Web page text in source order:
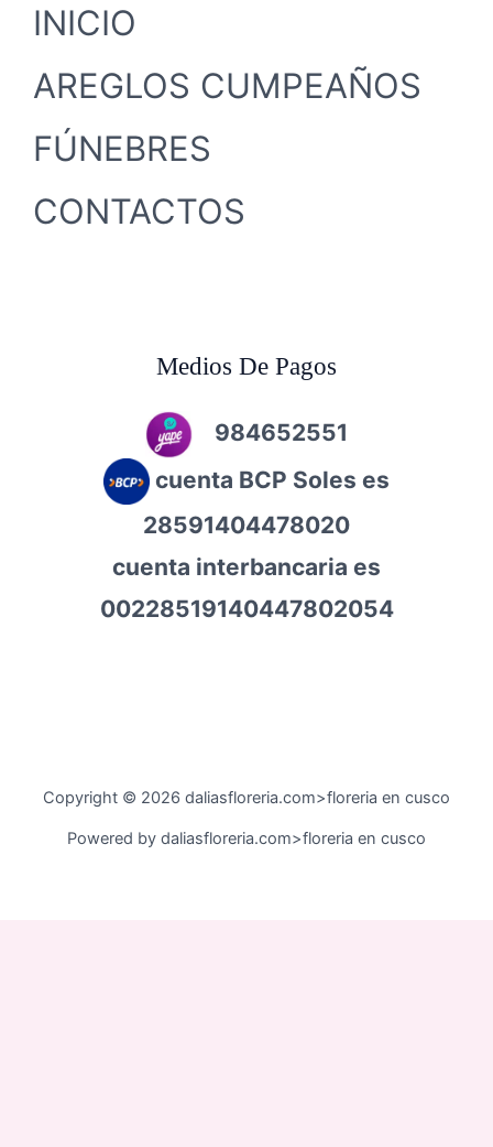
INICIO
AREGLOS CUMPEAÑOS
FÚNEBRES
CONTACTOS
Medios De Pagos
984652551
cuenta BCP Soles es
28591404478020
cuenta interbancaria es
00228519140447802054
Copyright © 2026 daliasfloreria.com>floreria en cusco
Powered by daliasfloreria.com>floreria en cusco